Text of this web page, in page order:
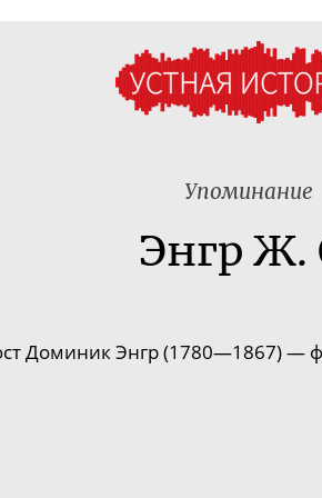
Упоминание
Энгр Ж.
Доминик Энгр (1780—1867) —